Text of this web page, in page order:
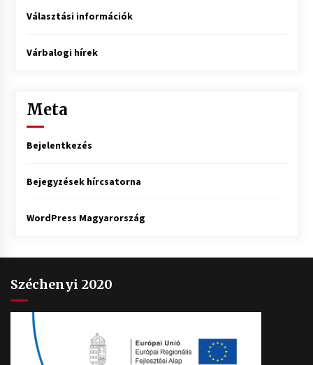
Választási információk
Várbalogi hírek
Meta
Bejelentkezés
Bejegyzések hírcsatorna
WordPress Magyarország
Széchenyi 2020